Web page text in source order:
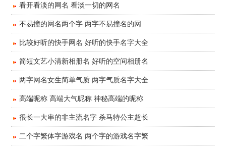
看开看淡的网名 看淡一切的网名
不易撞的网名两个字 两字不易撞名的网
比较好听的快手网名 好听的快手名字大全
简短文艺小清新相册名 好听的空间相册名
两字网名女生简单气质 两字气质名字大全
高端昵称 高端大气昵称 神秘高端的昵称
很长一大串的非主流名字 杀马特公主超长
二个字繁体字游戏名 两个字的游戏名字繁